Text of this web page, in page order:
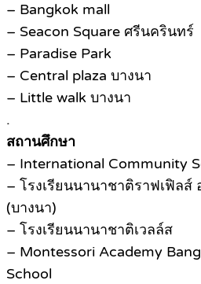
– Bangkok mall
– Seacon Square ศรีนครินทร์
– Paradise Park
– Central plaza บางนา
– Little walk บางนา
.
สถานศึกษา
– International Community
– โรงเรียนนานาชาติราฟเฟิลส์
(บางนา)
– โรงเรียนนานาชาติเวลล์ส
– Montessori Academy
School